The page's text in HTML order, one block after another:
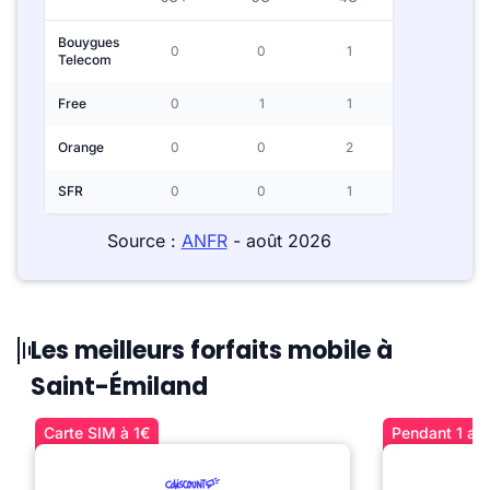
Bouygues
Telecom
0 0 1
Free 0 1 1
Orange 0 0 2
SFR 0 0 1
Source : ANFR- août 2026
Les meilleurs forfaits mobile à
Saint-Émiland
Carte SIM à 1€ Pendant 1